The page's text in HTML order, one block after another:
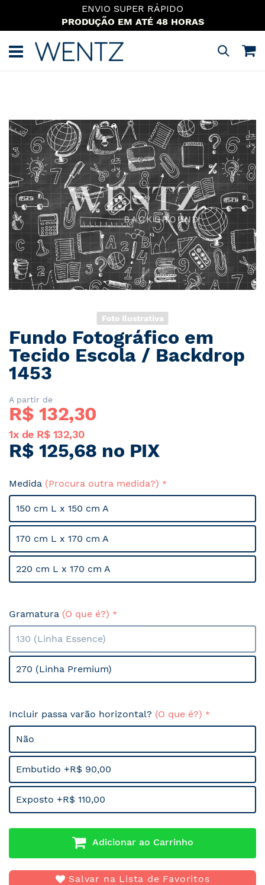
ENVIO SUPER RÁPIDO
PRODUÇÃO EM ATÉ 48 HORAS
para
o
Pesquisa
final
da
Galeria
imagens
Foto Ilustrativa
Saltar
para
o
início
Galeria
de
imagens
Fundo Fotográfico em
Tecido Escola / Backdrop
1453
A partir de
R$ 132,30
1x de R$ 132,30
R$ 125,68 no PIX
Medida (Procura outra medida?)
150 cm L x 150 cm A
170 cm L x 170 cm A
220 cm L x 170 cm A
Gramatura (O que é?)
130 (Linha Essence)
270 (Linha Premium)
Incluir passa varão horizontal? (O que é?)
Não
Embutido +R$ 90,00
Exposto +R$ 110,00
Adicionar ao Carrinho
Salvar na Lista de Favoritos